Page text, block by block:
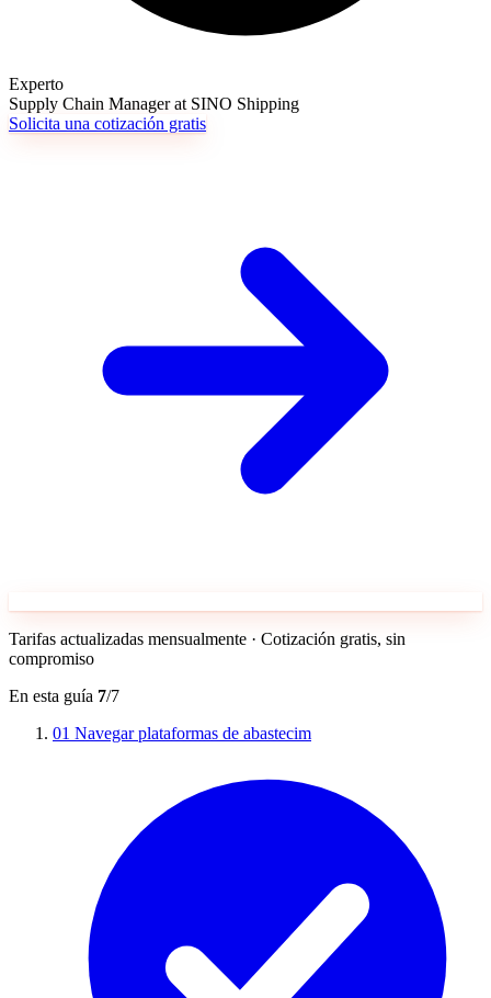
Experto
Supply Chain Manager at SINO Shipping
Solicita una cotización gratis
Tarifas actualizadas mensualmente · Cotización gratis, sin
compromiso
En esta guía 7/7
01 Navegar plataformas de abastecim